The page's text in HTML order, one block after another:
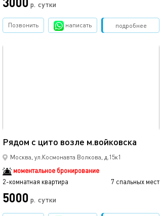
р. сутки
подробнее
Позвонить написать Забронировать
Рядом с цито возле м.войковска
Москва, ул.Космонавта Волкова, д.15к1
моментальное бронирование
2-комнатная квартира
7 спальных мест
5000 р. сутки